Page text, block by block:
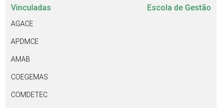
Vinculadas
AGACE
APDMCE
AMAB
COEGEMAS
COMDETEC
Escola de Gestão